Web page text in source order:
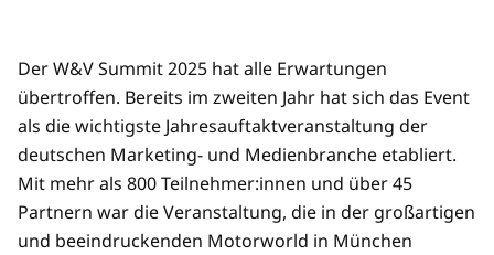
Der W&V Summit 2025 hat alle Erwartungen
übertroffen. Bereits im zweiten Jahr hat sich das Event
als die wichtigste Jahresauftaktveranstaltung der
deutschen Marketing- und Medienbranche etabliert.
Mit mehr als 800 Teilnehmer:innen und über 45
Partnern war die Veranstaltung, die in der großartigen
und beeindruckenden Motorworld in München